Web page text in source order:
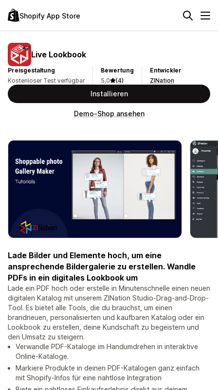
Shopify App Store
Live Lookbook
Preisgestaltung
Kostenloser Test verfügbar
Bewertung
5,0
(4)
Entwickler
ZINation
Installieren
Demo-Shop ansehen
Lade Bilder und Elemente hoch, um eine
ansprechende Bildergalerie zu erstellen. Wandle
PDFs in ein digitales Lookbook um
Lade ein PDF hoch oder erstelle in Minutenschnelle einen neuen
digitalen Katalog mit unserem ZINation Studio-Drag-and-Drop-
Tool. Es bietet alle Tools, die du brauchst, um einen
brandneuen, personalisierten und kaufbaren Katalog oder ein
Lookbook zu erstellen, deine Kundschaft zu begeistern und
den Umsatz zu steigern.
Verwandle PDF-Kataloge im Handumdrehen in interaktive
Online-Kataloge.
Markiere Produkte in deinen PDF-Katalogen ganz einfach
mit Shopify-Infos für eine nahtlose Integration